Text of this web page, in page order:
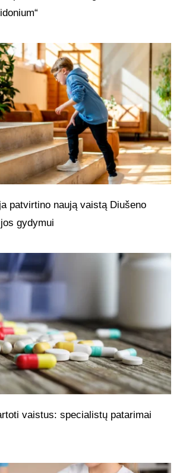
patvirtino naują vaistą Diušeno
gydymui
vaistus: specialistų patarimai